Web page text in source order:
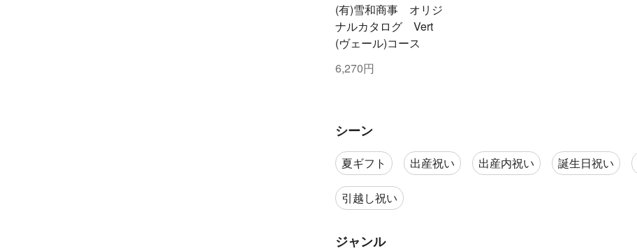
(有)雪和商事 オリジ
ナルカタログ Vert
(ヴェール)コース
6,270円
シーン
夏ギフト 出産祝い 出産内祝い 誕生日祝い
引越し祝い
ジャンル